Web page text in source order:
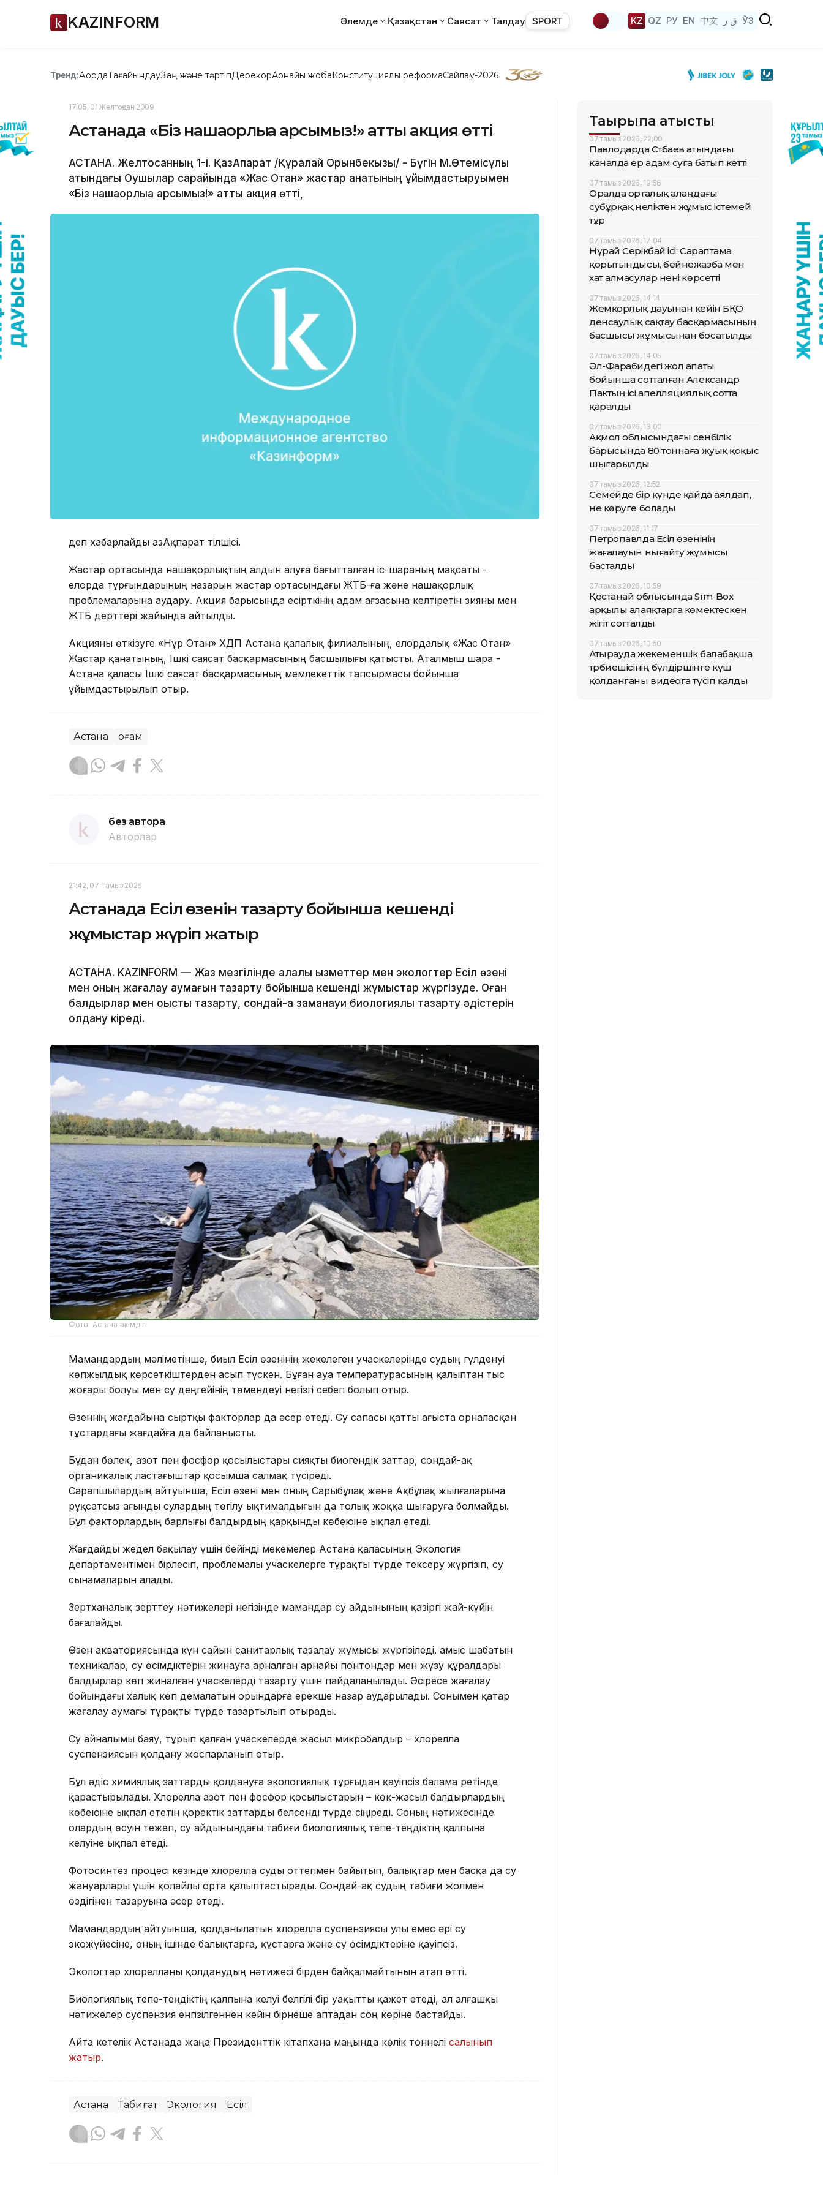
KAZINFORM Әлемде Қазақстан Саясат Талдау SPORT KZ QZ РУ EN 中文 ق ز ЎЗ
Тренд:АқордаТағайындауЗаң және тәртіпДерекқорАрнайы жобаКонституциялық реформаСайлау-2026
17:05, 01 Желтоқсан 2009
Астанада «Біз нашақорлыққа қарсымыз!» атты акция өтті
АСТАНА. Желтоқсанның 1-і. ҚазАқпарат /Құралай Орынбекқызы/ - Бүгін М.Өтемісұлы
атындағы Оқушылар сарайында «Жас Отан» жастар қанатының ұйымдастыруымен
«Біз нашақорлыққа қарсымыз!» атты акция өтті,
деп хабарлайды ҚазАқпарат тілшісі.
Жастар ортасында нашақорлықтың алдын алуға бағытталған іс-шараның мақсаты -
елорда тұрғындарының назарын жастар ортасындағы ЖҚТБ-ға және нашақорлық
проблемаларына аудару. Акция барысында есірткінің адам ағзасына келтіретін зияны мен
ЖҚТБ дерттері жайында айтылды.
Акцияны өткізуге «Нұр Отан» ХДП Астана қалалық филиалының, елордалық «Жас Отан»
Жастар қанатының, Ішкі саясат басқармасының басшылығы қатысты. Аталмыш шара -
Астана қаласы Ішкі саясат басқармасының мемлекеттік тапсырмасы бойынша
ұйымдастырылып отыр.
Астана Қоғам
без автора
Авторлар
21:42, 07 Тамыз 2026
Астанада Есіл өзенін тазарту бойынша кешенді
жұмыстар жүріп жатыр
АСТАНА. KAZINFORM — Жаз мезгілінде қалалық қызметтер мен экологтер Есіл өзені
мен оның жағалау аумағын тазарту бойынша кешенді жұмыстар жүргізуде. Оған
балдырлар мен қоқысты тазарту, сондай-ақ заманауи биологиялық тазарту әдістерін
қолдану кіреді.
Фото: Астана әкімдігі
Мамандардың мәліметінше, биыл Есіл өзенінің жекелеген учаскелерінде судың гүлденуі
көпжылдық көрсеткіштерден асып түскен. Бұған ауа температурасының қалыптан тыс
жоғары болуы мен су деңгейінің төмендеуі негізгі себеп болып отыр.
Өзеннің жағдайына сыртқы факторлар да әсер етеді. Су сапасы қатты ағыста орналасқан
тұстардағы жағдайға да байланысты.
Бұдан бөлек, азот пен фосфор қосылыстары сияқты биогендік заттар, сондай-ақ
органикалық ластағыштар қосымша салмақ түсіреді.
Сарапшылардың айтуынша, Есіл өзені мен оның Сарыбұлақ және Ақбұлақ жылғаларына
рұқсатсыз ағынды сулардың төгілу ықтималдығын да толық жоққа шығаруға болмайды.
Бұл факторлардың барлығы балдырдың қарқынды көбеюіне ықпал етеді.
Жағдайды жедел бақылау үшін бейінді мекемелер Астана қаласының Экология
департаментімен бірлесіп, проблемалы учаскелерге тұрақты түрде тексеру жүргізіп, су
сынамаларын алады.
Зертханалық зерттеу нәтижелері негізінде мамандар су айдынының қазіргі жай-күйін
бағалайды.
Өзен акваториясында күн сайын санитарлық тазалау жұмысы жүргізіледі. Қамыс шабатын
техникалар, су өсімдіктерін жинауға арналған арнайы понтондар мен жүзу құралдары
балдырлар көп жиналған учаскелерді тазарту үшін пайдаланылады. Әсіресе жағалау
бойындағы халық көп демалатын орындарға ерекше назар аударылады. Сонымен қатар
жағалау аумағы тұрақты түрде тазартылып отырады.
Су айналымы баяу, тұрып қалған учаскелерде жасыл микробалдыр – хлорелла
суспензиясын қолдану жоспарланып отыр.
Бұл әдіс химиялық заттарды қолдануға экологиялық тұрғыдан қауіпсіз балама ретінде
қарастырылады. Хлорелла азот пен фосфор қосылыстарын – көк-жасыл балдырлардың
көбеюіне ықпал ететін қоректік заттарды белсенді түрде сіңіреді. Соның нәтижесінде
олардың өсуін тежеп, су айдынындағы табиғи биологиялық тепе-теңдіктің қалпына
келуіне ықпал етеді.
Фотосинтез процесі кезінде хлорелла суды оттегімен байытып, балықтар мен басқа да су
жануарлары үшін қолайлы орта қалыптастырады. Сондай-ақ судың табиғи жолмен
өздігінен тазаруына әсер етеді.
Мамандардың айтуынша, қолданылатын хлорелла суспензиясы улы емес әрі су
экожүйесіне, оның ішінде балықтарға, құстарға және су өсімдіктеріне қауіпсіз.
Экологтар хлорелланы қолданудың нәтижесі бірден байқалмайтынын атап өтті.
Биологиялық тепе-теңдіктің қалпына келуі белгілі бір уақытты қажет етеді, ал алғашқы
нәтижелер суспензия енгізілгеннен кейін бірнеше аптадан соң көріне бастайды.
Айта кетелік Астанада жаңа Президенттік кітапхана маңында көлік тоннелі салынып
жатыр.
Астана Табиғат Экология Есіл
Тақырыпқа қатысты
07 тамыз 2026, 22:00
Павлодарда Сәтбаев атындағы
каналда ер адам суға батып кетті
07 тамыз 2026, 19:56
Оралда орталық алаңдағы
субұрқақ неліктен жұмыс істемей
тұр
07 тамыз 2026, 17:04
Нұрай Серікбай ісі: Сараптама
қорытындысы, бейнежазба мен
хат алмасулар нені көрсетті
07 тамыз 2026, 14:14
Жемқорлық дауынан кейін БҚО
денсаулық сақтау басқармасының
басшысы жұмысынан босатылды
07 тамыз 2026, 14:05
Әл-Фарабидегі жол апаты
бойынша сотталған Александр
Пактың ісі апелляциялық сотта
қаралды
07 тамыз 2026, 13:00
Ақмол облысындағы сенбілік
барысында 80 тоннаға жуық қоқыс
шығарылды
07 тамыз 2026, 12:52
Семейде бір күнде қайда аялдап,
не көруге болады
07 тамыз 2026, 11:17
Петропавлда Есіл өзенінің
жағалауын нығайту жұмысы
басталды
07 тамыз 2026, 10:59
Қостанай облысында Sim-Box
арқылы алаяқтарға көмектескен
жігіт сотталды
07 тамыз 2026, 10:50
Атырауда жекеменшік балабақша
тәрбиешісінің бүлдіршінге күш
қолданғаны видеоға түсіп қалды